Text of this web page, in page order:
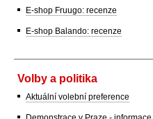
E-shop Fruugo: recenze
E-shop Balando: recenze
Volby a politika
Aktuální volební preference